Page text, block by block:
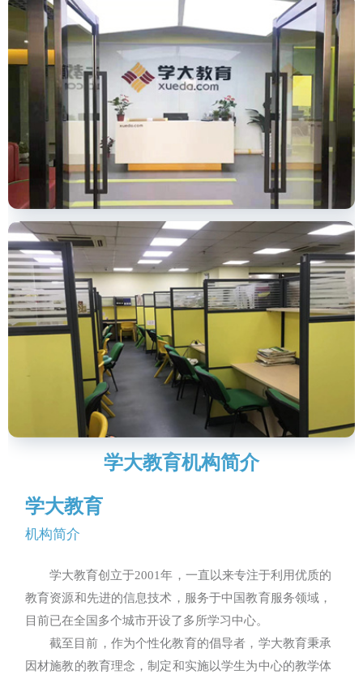
学大教育机构简介
学大教育
机构简介
学大教育创立于2001年，一直以来专注于利用优质的
教育资源和先进的信息技术，服务于中国教育服务领域，
目前已在全国多个城市开设了多所学习中心。
截至目前，作为个性化教育的倡导者，学大教育秉承
因材施教的教育理念，制定和实施以学生为中心的教学体